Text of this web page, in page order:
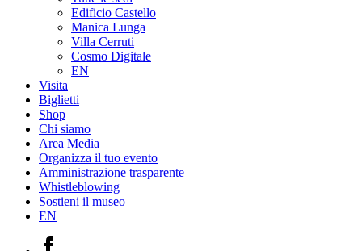
Edificio Castello
Manica Lunga
Villa Cerruti
Cosmo Digitale
EN
Visita
Biglietti
Shop
Chi siamo
Area Media
Organizza il tuo evento
Amministrazione trasparente
Whistleblowing
Sostieni il museo
EN
Facebook